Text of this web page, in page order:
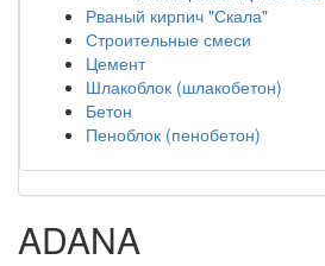
Рваный кирпич "Скала"
Строительные смеси
Цемент
Шлакоблок (шлакобетон)
Бетон
Пеноблок (пенобетон)
ADANA